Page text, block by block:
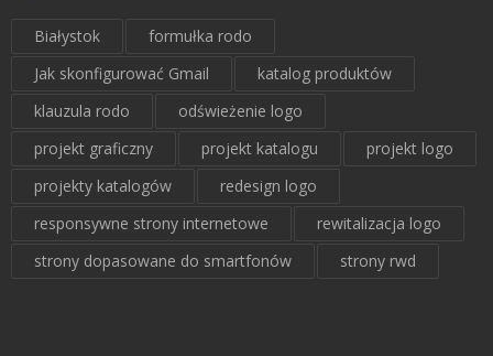
Białystok
formułka rodo
Jak skonfigurować Gmail
katalog produktów
klauzula rodo
odświeżenie logo
projekt graficzny
projekt katalogu
projekt logo
projekty katalogów
redesign logo
responsywne strony internetowe
rewitalizacja logo
strony dopasowane do smartfonów
strony rwd